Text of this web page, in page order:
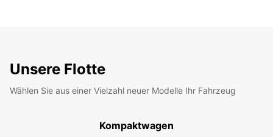
Unsere Flotte
Wählen Sie aus einer Vielzahl neuer Modelle Ihr Fahrzeug
Kompaktwagen